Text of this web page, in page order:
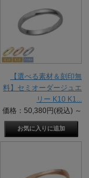
【選べる素材＆刻印無
料】セミオーダージュエ
リー K10 K1...
価格：50,380円(税込) ～